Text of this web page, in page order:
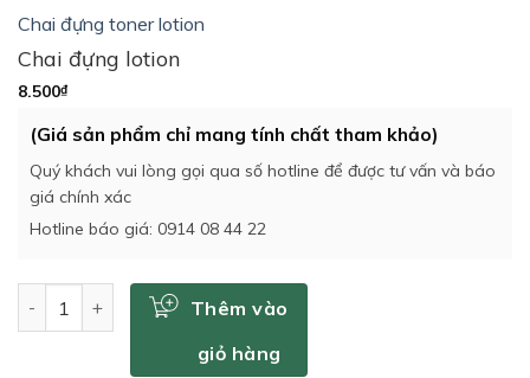
Chai đựng toner lotion
Chai đựng lotion
8.500₫
(Giá sản phẩm chỉ mang tính chất tham khảo)
Quý khách vui lòng gọi qua số hotline để được tư vấn và báo
giá chính xác
Hotline báo giá: 0914 08 44 22
Thêm vào
giỏ hàng